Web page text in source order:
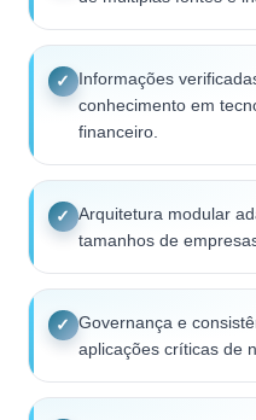
✓ Informações
conhecimento em
financeiro.
✓ Arquitetura modular
tamanhos de
✓ Governança e
aplicações críticas de